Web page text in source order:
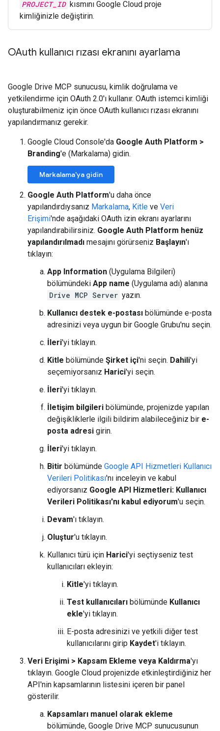
PROJECT_ID kısmını Google Cloud proje
kimliğinizle değiştirin.
OAuth kullanıcı rızası ekranını ayarlama
Google Drive MCP sunucusu, kimlik doğrulama ve
yetkilendirme için OAuth 2.0'ı kullanır. OAuth istemci kimliği
oluşturabilmeniz için önce OAuth kullanıcı rızası ekranını
yapılandırmanız gerekir.
Google Cloud Console'da Google Auth Platform >
Branding'e (Markalama) gidin.
Markalama'ya gidin
Google Auth Platform'u daha önce
yapılandırdıysanız Markalama, Kitle ve Veri
Erişimi'nde aşağıdaki OAuth izin ekranı ayarlarını
yapılandırabilirsiniz. Google Auth Platform henüz
yapılandırılmadı mesajını görürseniz Başlayın'ı
tıklayın:
App Information (Uygulama Bilgileri)
bölümündeki App name (Uygulama adı) alanına
Drive MCP Server yazın.
Kullanıcı destek e-postası bölümünde e-posta
adresinizi veya uygun bir Google Grubu'nu seçin.
İleri'yi tıklayın.
Kitle bölümünde Şirket içi'ni seçin. Dahili'yi
seçemiyorsanız Harici'yi seçin.
İleri'yi tıklayın.
İletişim bilgileri bölümünde, projenizde yapılan
değişikliklerle ilgili bildirim alabileceğiniz bir e-
posta adresi girin.
İleri'yi tıklayın.
Bitir bölümünde Google API Hizmetleri Kullanıcı
Verileri Politikası'nı inceleyin ve kabul
ediyorsanız Google API Hizmetleri: Kullanıcı
Verileri Politikası'nı kabul ediyorum'u seçin.
Devam'ı tıklayın.
Oluştur'u tıklayın.
Kullanıcı türü için Harici'yi seçtiyseniz test
kullanıcıları ekleyin:
Kitle'yi tıklayın.
Test kullanıcıları bölümünde Kullanıcı
ekle'yi tıklayın.
E-posta adresinizi ve yetkili diğer test
kullanıcılarını girip Kaydet'i tıklayın.
Veri Erişimi > Kapsam Ekleme veya Kaldırma'yı
tıklayın. Google Cloud projenizde etkinleştirdiğiniz her
API'nin kapsamlarının listesini içeren bir panel
gösterilir.
Kapsamları manuel olarak ekleme
bölümünde, Google Drive MCP sunucusunun